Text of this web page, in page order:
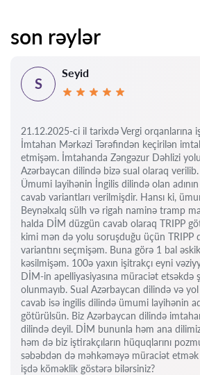
son rəylər
S
Seyid
21.12.2025-ci il tarixdə Vergi orqanlarına
İmtahan Mərkəzi Tərəfindən keçirilən
etmişəm. İmtahanda Zəngəzur Dəhlizi
Azərbaycan dilində bizə sual olaraq
Ümumi layihənin İngilis dilində olan
cavab variantları verilmişdir. Hansı ki,
Beynəlxalq sülh və rigah naminə tramp
halda DİM düzgün cavab olaraq TRIPP
kimi mən də yolu soruşduğu üçün TRIPP
variantını seçmişəm. Buna görə 1 bal
kəsilmişəm. 100ə yaxın işitrakçı eyni
DİM-in apelliyasiyasına müraciət etsəkdə
olunmayıb. Sual Azərbaycan dilində və
cavab isə ingilis dilində ümumi layihənin
götürülsün. Biz Azərbaycan dilində
dilində deyil. DİM bununla həm ana
həm də biz iştirakçıların hüquqlarını
səbəbdən də məhkəməyə müraciət
işdə köməklik göstərə bilərsiniz?